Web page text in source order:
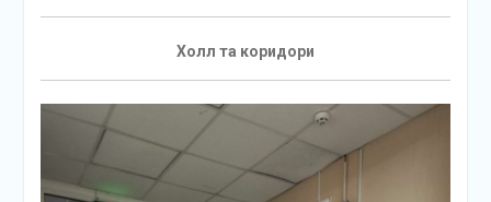
Холл та коридори